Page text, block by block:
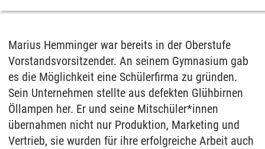
Marius Hemminger war bereits in der Oberstufe
Vorstandsvorsitzender. An seinem Gymnasium gab
es die Möglichkeit eine Schülerfirma zu gründen.
Sein Unternehmen stellte aus defekten Glühbirnen
Öllampen her. Er und seine Mitschüler*innen
übernahmen nicht nur Produktion, Marketing und
Vertrieb, sie wurden für ihre erfolgreiche Arbeit auch